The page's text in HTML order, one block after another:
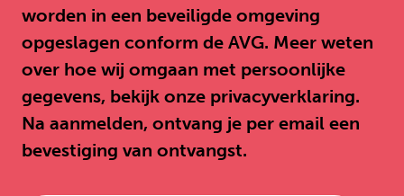
worden in een beveiligde omgeving
opgeslagen conform de AVG. Meer weten
over hoe wij omgaan met persoonlijke
gegevens, bekijk onze privacyverklaring.
Na aanmelden, ontvang je per email een
bevestiging van ontvangst.